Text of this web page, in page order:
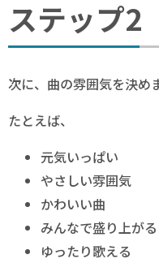
ステップ
次に、曲の雰囲気を決め
たとえば、
元気いっぱい
やさしい雰囲気
かわいい曲
みんなで盛り上がる
ゆったり歌える